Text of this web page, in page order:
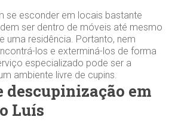
se esconder em locais bastante
ser dentro de móveis até mesmo
uma residência. Portanto, nem
los e exterminá-los de forma
especializado pode ser a
ambiente livre de cupins.
descupinização em
Luís